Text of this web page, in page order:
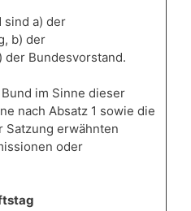
sind a) der
b) der
der Bundesvorstand.
im Sinne dieser
nach Absatz 1 sowie die
Satzung erwähnten
oder